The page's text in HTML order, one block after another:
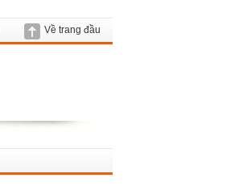
Về trang đầu